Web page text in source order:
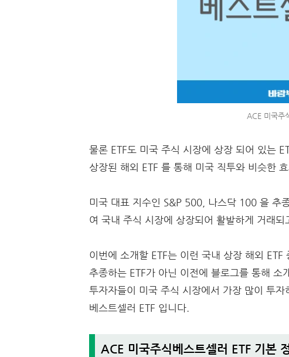
ACE 미국주
물론 ETF도 미국 주식 시장에 상장 되어 있는
상장된 해외 ETF 를 통해 미국 직투와 비슷한
미국 대표 지수인 S&P 500, 나스닥 100 을 추
여 국내 주식 시장에 상장되어 활발하게 거래되
이번에 소개할 ETF는 이런 국내 상장 해외
추종하는 ETF가 아닌 이전에 블로그를 통해 소
투자자들이 미국 주식 시장에서 가장 많이 투
베스트셀러 ETF 입니다.
ACE 미국주식베스트셀러 ETF 기본